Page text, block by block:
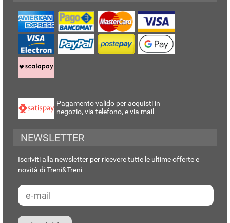
Pagamento valido per acquisti in
negozio, via telefono, e via mail
NEWSLETTER
Iscriviti alla newsletter per ricevere tutte le ultime offerte e
novità di Treni&Treni